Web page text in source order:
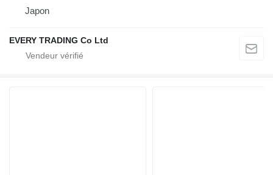
Japon
EVERY TRADING Co Ltd